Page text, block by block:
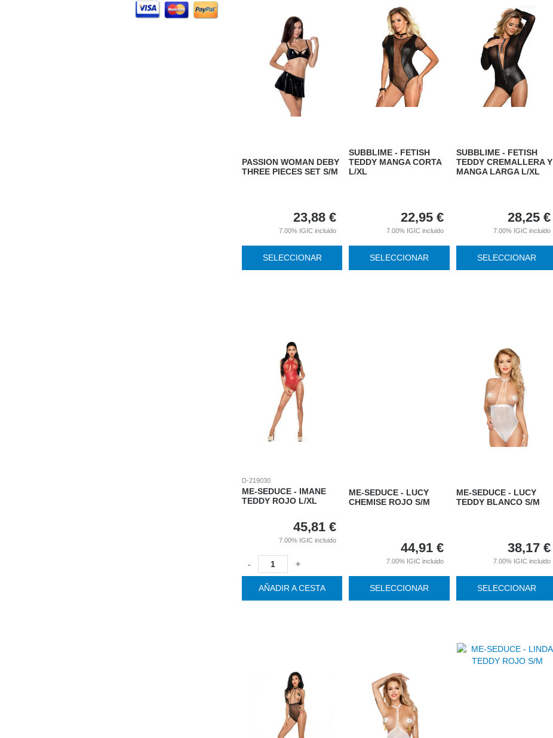
PASSION WOMAN DEBY
THREE PIECES SET S/M
23,88 €
7.00% IGIC incluido
SELECCIONAR
SUBBLIME - FETISH
TEDDY MANGA CORTA
L/XL
22,95 €
7.00% IGIC incluido
SELECCIONAR
SUBBLIME - FETISH
TEDDY CREMALLERA Y
MANGA LARGA L/XL
28,25 €
7.00% IGIC incluido
SELECCIONAR
D-219030
ME-SEDUCE - IMANE
TEDDY ROJO L/XL
45,81 €
7.00% IGIC incluido
- +
AÑADIR A CESTA
ME-SEDUCE - LUCY
CHEMISE ROJO S/M
44,91 €
7.00% IGIC incluido
SELECCIONAR
ME-SEDUCE - LUCY
TEDDY BLANCO S/M
38,17 €
7.00% IGIC incluido
SELECCIONAR